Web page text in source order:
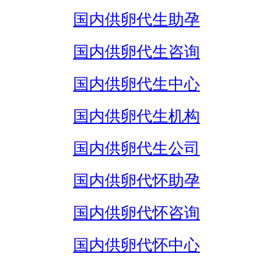
国内供卵代生助孕
国内供卵代生咨询
国内供卵代生中心
国内供卵代生机构
国内供卵代生公司
国内供卵代怀助孕
国内供卵代怀咨询
国内供卵代怀中心